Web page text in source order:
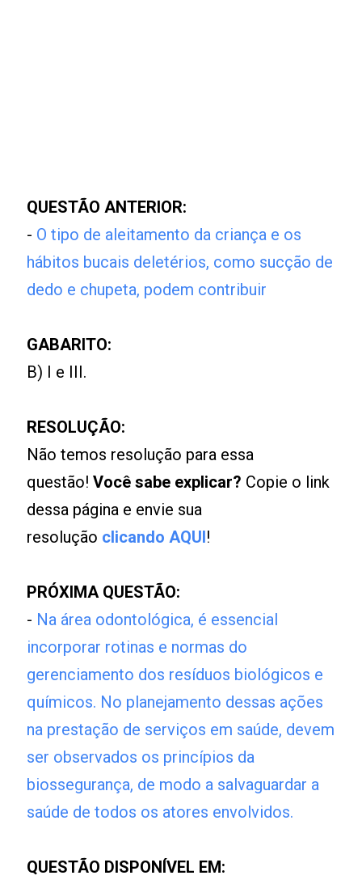
QUESTÃO ANTERIOR:
- O tipo de aleitamento da criança e os
hábitos bucais deletérios, como sucção de
dedo e chupeta, podem contribuir
GABARITO:
B) I e III.
RESOLUÇÃO:
Não temos resolução para essa
questão!Você sabe explicar? Copie o link
dessa página e envie sua
resolução clicando AQUI!
PRÓXIMA QUESTÃO:
- Na área odontológica, é essencial
incorporar rotinas e normas do
gerenciamento dos resíduos biológicos e
químicos. No planejamento dessas ações
na prestação de serviços em saúde, devem
ser observados os princípios da
biossegurança, de modo a salvaguardar a
saúde de todos os atores envolvidos.
QUESTÃO DISPONÍVEL EM: